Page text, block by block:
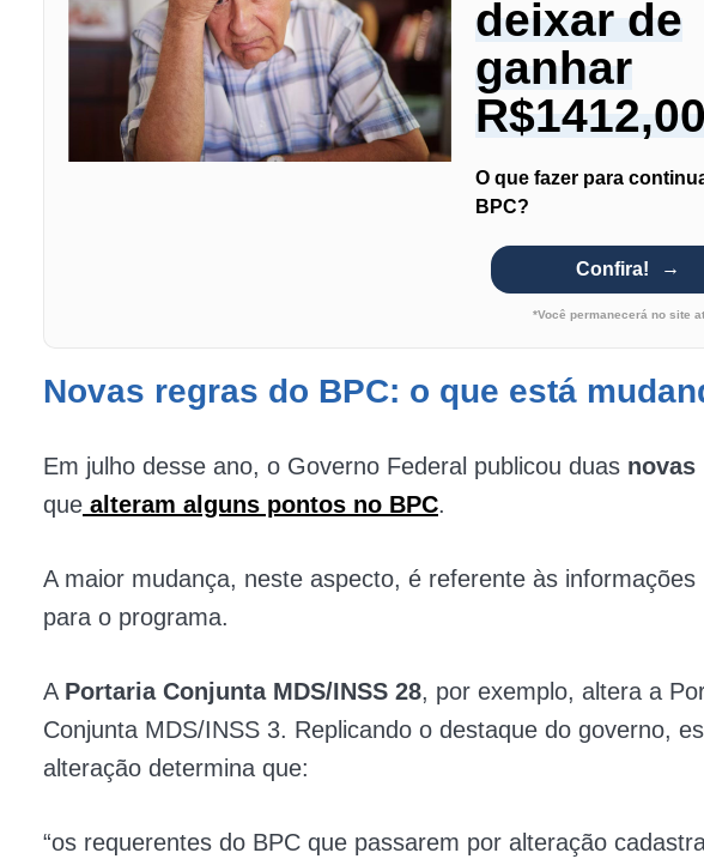
deixar de
ganhar
O que fazer para
BPC?
Confira!
*Você permanecerá no site
Novas regras do BPC: o que está
Em julho desse ano, o Governo Federal publicou duas novas
que alteram alguns pontos no BPC.
A maior mudança, neste aspecto, é referente às informações
para o programa.
A Portaria Conjunta MDS/INSS 28, por exemplo, altera a
Conjunta MDS/INSS 3. Replicando o destaque do governo,
alteração determina que:
“os requerentes do BPC que passarem por alteração